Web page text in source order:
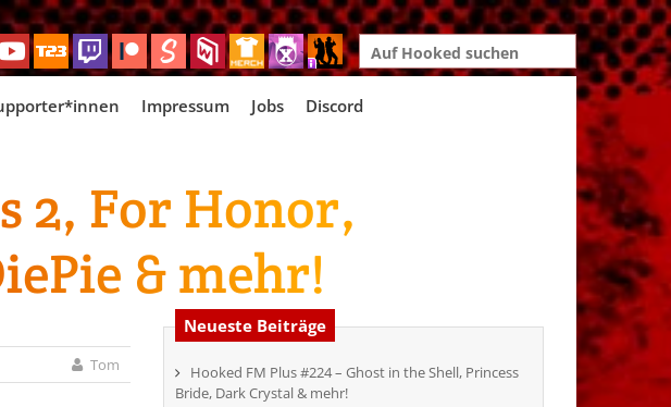
Search
for:
Impressum Jobs Discord
2, For Honor,
& mehr!
Tom
Neueste Beiträge
Hooked FM Plus #224 – Ghost in the Shell, Princess
Bride, Dark Crystal & mehr!